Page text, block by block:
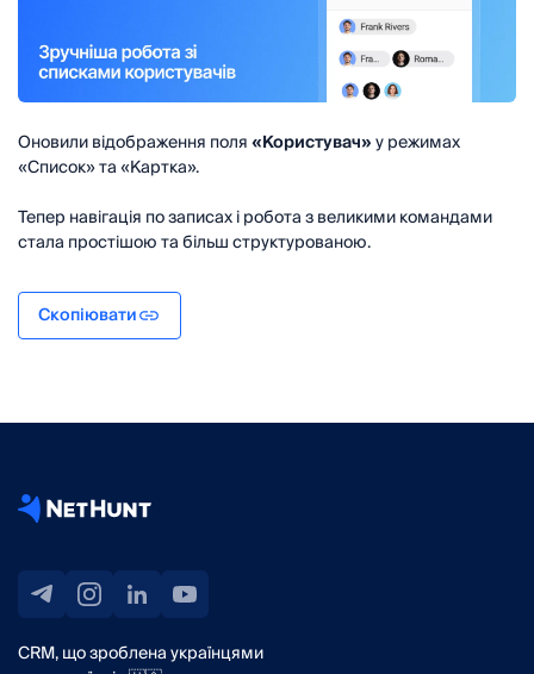
Оновили відображення поля«Користувач»у режимах
«Список» та «Картка».
Тепер навігація по записах і робота з великими командами
стала простішою та більш структурованою.
Скопіювати
CRM, що зроблена українцями